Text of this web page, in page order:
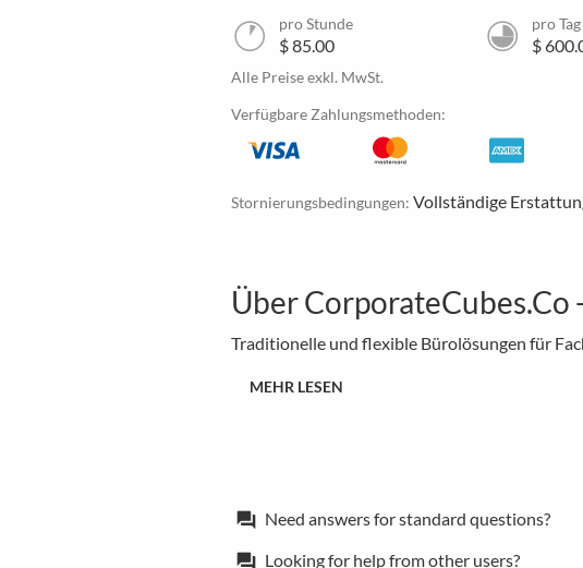
pro Stunde
$ 85.00
pro Tag
$
Alle Preise exkl. MwSt.
Verfügbare Zahlungsmethoden:
Stornierungsbedingungen: Vollständige
Über CorporateCubes.Co
Traditionelle und flexible Bürolösungen für
MEHR LESEN
forum Need answers for standard questions?
forum Looking for help from other users?